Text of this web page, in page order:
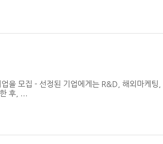
을 모집 - 선정된 기업에게는 R&D, 해외마케팅,
후, ...